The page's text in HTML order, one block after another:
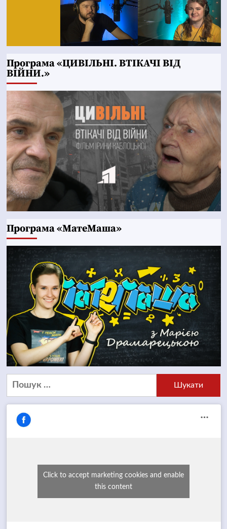
Програма «ЦИВІЛЬНІ. ВТІКАЧІ ВІД
ВІЙНИ.»
Програма «МатеМаша»
Пошук:
Click to accept marketing cookies and enable
this content